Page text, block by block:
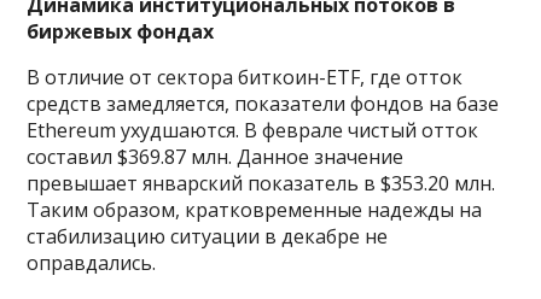
биржевых фондах
В отличие от сектора биткоин-ETF, где отток
средств замедляется, показатели фондов на базе
Ethereum ухудшаются. В феврале чистый отток
составил $369.87 млн. Данное значение
превышает январский показатель в $353.20 млн.
Таким образом, кратковременные надежды на
стабилизацию ситуации в декабре не
оправдались.